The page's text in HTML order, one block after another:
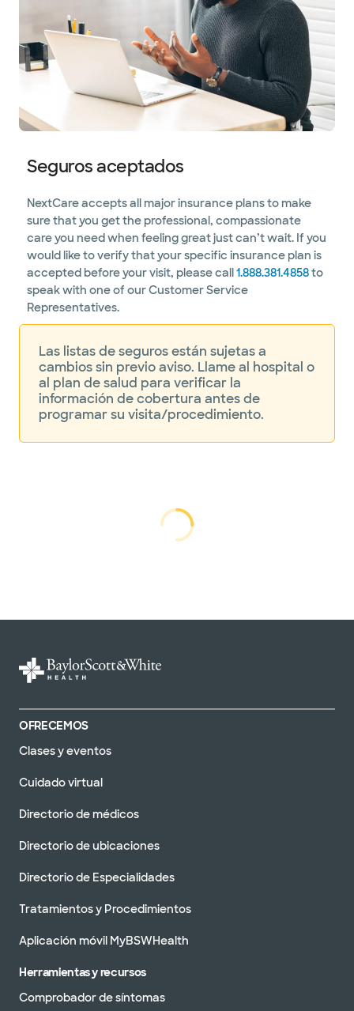
Seguros aceptados
NextCare accepts all major insurance plans to make
sure that you get the professional, compassionate
care you need when feeling great just can’t wait. If you
would like to verify that your specific insurance plan is
accepted before your visit, please call1.888.381.4858to
speak with one of our Customer Service
Representatives.
Las listas de seguros están sujetas a
cambios sin previo aviso. Llame al hospital o
al plan de salud para verificar la
información de cobertura antes de
programar su visita/procedimiento.
cargando...
cargando
OFRECEMOS
Clases y eventos
Cuidado virtual
Directorio de médicos
Directorio de ubicaciones
Directorio de Especialidades
Tratamientos y Procedimientos
Aplicación móvil MyBSWHealth
Herramientas y recursos
Comprobador de síntomas